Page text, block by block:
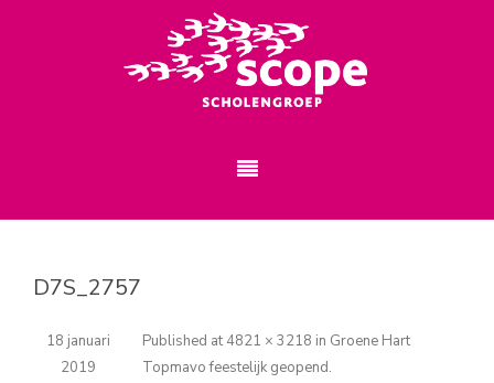
D7S_2757
Published
18 januari
2019
at 4821 × 3218 in Groene Hart
Topmavo feestelijk geopend.